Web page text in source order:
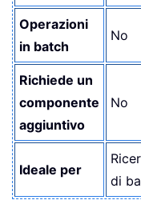
Operazioni
in batch
No
Richiede un
componente
aggiuntivo
No
Ideale per
di